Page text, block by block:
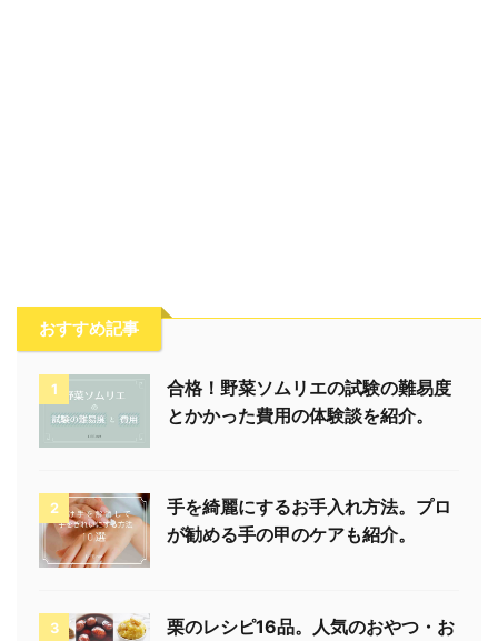
おすすめ記事
1
合格！野菜ソムリエの試験の難易度
とかかった費用の体験談を紹介。
2
手を綺麗にするお手入れ方法。プロ
が勧める手の甲のケアも紹介。
3
栗のレシピ16品。人気のおやつ・お